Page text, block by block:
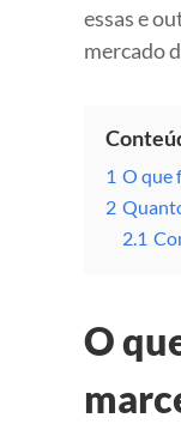
essas e
mercado
1 O que
2
2.1
O